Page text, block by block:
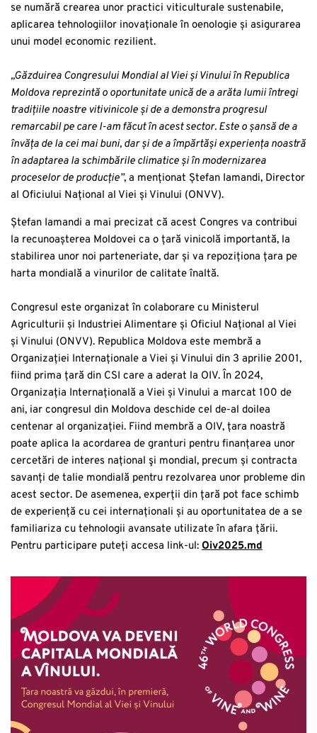
se numără crearea unor practici viticulturale sustenabile,
aplicarea tehnologiilor inovaționale în oenologie și asigurarea
unui model economic rezilient.
„Găzduirea Congresului Mondial al Viei și Vinului în Republica
Moldova reprezintă o oportunitate unică de a arăta lumii întregi
tradițiile noastre vitivinicole și de a demonstra progresul
remarcabil pe care l-am făcut în acest sector. Este o șansă de a
învăța de la cei mai buni, dar și de a împărtăși experiența noastră
în adaptarea la schimbările climatice și în modernizarea
proceselor de producție”, a menționat Ștefan Iamandi, Director
al Oficiului Național al Viei și Vinului (ONVV).
Ștefan Iamandi a mai precizat că acest Congres va contribui
la recunoașterea Moldovei ca o țară vinicolă importantă, la
stabilirea unor noi parteneriate, dar și va repoziționa țara pe
harta mondială a vinurilor de calitate înaltă.
Congresul este organizat în colaborare cu Ministerul
Agriculturii și Industriei Alimentare și Oficiul Național al Viei
și Vinului (ONVV). Republica Moldova este membră a
Organizației Internaționale a Viei și Vinului din 3 aprilie 2001,
fiind prima țară din CSI care a aderat la OIV. În 2024,
Organizația Internațională a Viei și Vinului a marcat 100 de
ani, iar congresul din Moldova deschide cel de-al doilea
centenar al organizației. Fiind membră a OIV, țara noastră
poate aplica la acordarea de granturi pentru finanțarea unor
cercetări de interes național şi mondial, precum și contracta
savanți de talie mondială pentru rezolvarea unor probleme din
acest sector. De asemenea, experții din țară pot face schimb
de experiență cu cei internaționali și au oportunitatea de a se
familiariza cu tehnologii avansate utilizate în afara țării.
Pentru participare puteți accesa link-ul: Oiv2025.md